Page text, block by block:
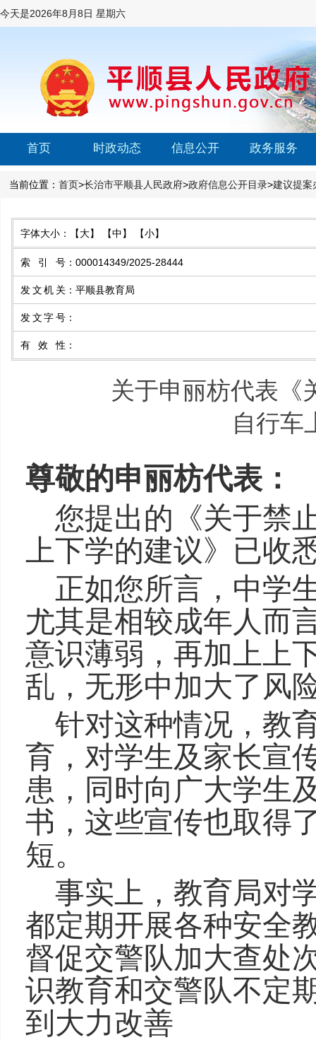
今天是2026年8月8日 星期六
首页 时政动态 信息公开 政务服务
当前位置： 首页>长治市平顺县人民政府>政府信息公开目录>建议提案
字体大小： 【大】 【中】 【小】
索引号 ： 000014349/2025-28444
发文机关 ： 平顺县教育局
发文字号 ：
有效性 ：
关于申丽枋代表《
自行车
尊敬的申丽枋代表：
您提出的《关于禁
上下学的建议》已收
正如您所言， 中学
尤其是相较成年人而
意识薄弱，再加上上
乱，无形中加大了风
针对这种情况 ， 教
育 ， 对学生及家长宣
患，同时向广大学生
书，这些宣传也取得
短。
事实上，教育局对
都定期开展各种安全
督促交警队加大查处
识教育和交警队不定
到大力改善